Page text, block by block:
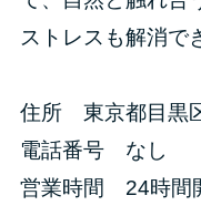
ストレスも解消で
住所 東京都目黒
電話番号 なし
営業時間 24時間